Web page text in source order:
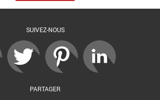
SUIVEZ-NOUS
PARTAGER